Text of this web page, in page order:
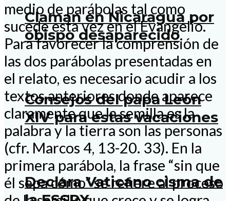
Claman en Nicaragua por
obispo desaparecido
Consejos del papa León
XIV para estas vacaciones
Declara Vaticano cisma de
medio de parábolas tal como
sucede esta vez en el Evangelio.
Para favorecer la comprensión de
las dos parábolas presentadas en
el relato, es necesario acudir a los
textos anteriores donde aparece
claramente que la semilla es la
palabra y la tierra son las personas
(cfr. Marcos 4, 13-20. 33). En la
primera parábola, la frase “sin que
él sepa cómo” se refiere al proceso